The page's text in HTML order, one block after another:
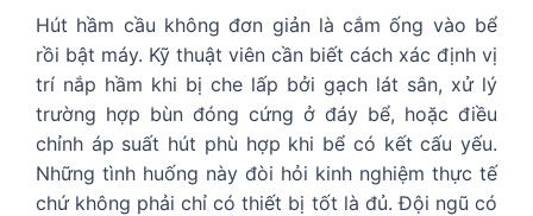
Hút hầm cầu không đơn giản là cắm ống vào bể
rồi bật máy. Kỹ thuật viên cần biết cách xác định vị
trí nắp hầm khi bị che lấp bởi gạch lát sân, xử lý
trường hợp bùn đóng cứng ở đáy bể, hoặc điều
chỉnh áp suất hút phù hợp khi bể có kết cấu yếu.
Những tình huống này đòi hỏi kinh nghiệm thực tế
chứ không phải chỉ có thiết bị tốt là đủ. Đội ngũ có